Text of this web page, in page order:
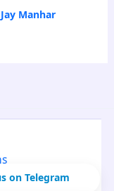
on Telegram
Jay Manhar